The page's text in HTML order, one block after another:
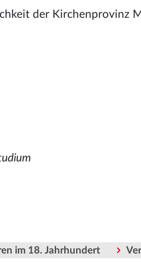
der Kirchenprovinz
im 18. Jahrhundert